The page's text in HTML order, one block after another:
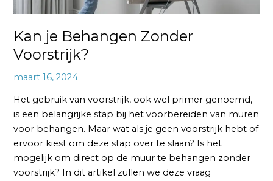
Kan je Behangen Zonder
Voorstrijk?
maart 16, 2024
Het gebruik van voorstrijk, ook wel primer genoemd,
is een belangrijke stap bij het voorbereiden van muren
voor behangen. Maar wat als je geen voorstrijk hebt of
ervoor kiest om deze stap over te slaan? Is het
mogelijk om direct op de muur te behangen zonder
voorstrijk? In dit artikel zullen we deze vraag